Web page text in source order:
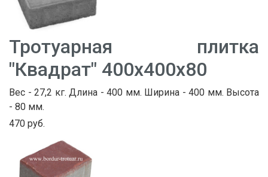
Тротуарная плитка
"Квадрат" 400х400х80
Вес - 27,2 кг. Длина - 400 мм. Ширина - 400 мм. Высота
- 80 мм.
470 руб.